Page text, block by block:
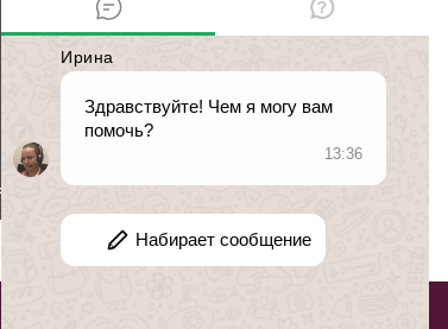
ребенка в интернат?